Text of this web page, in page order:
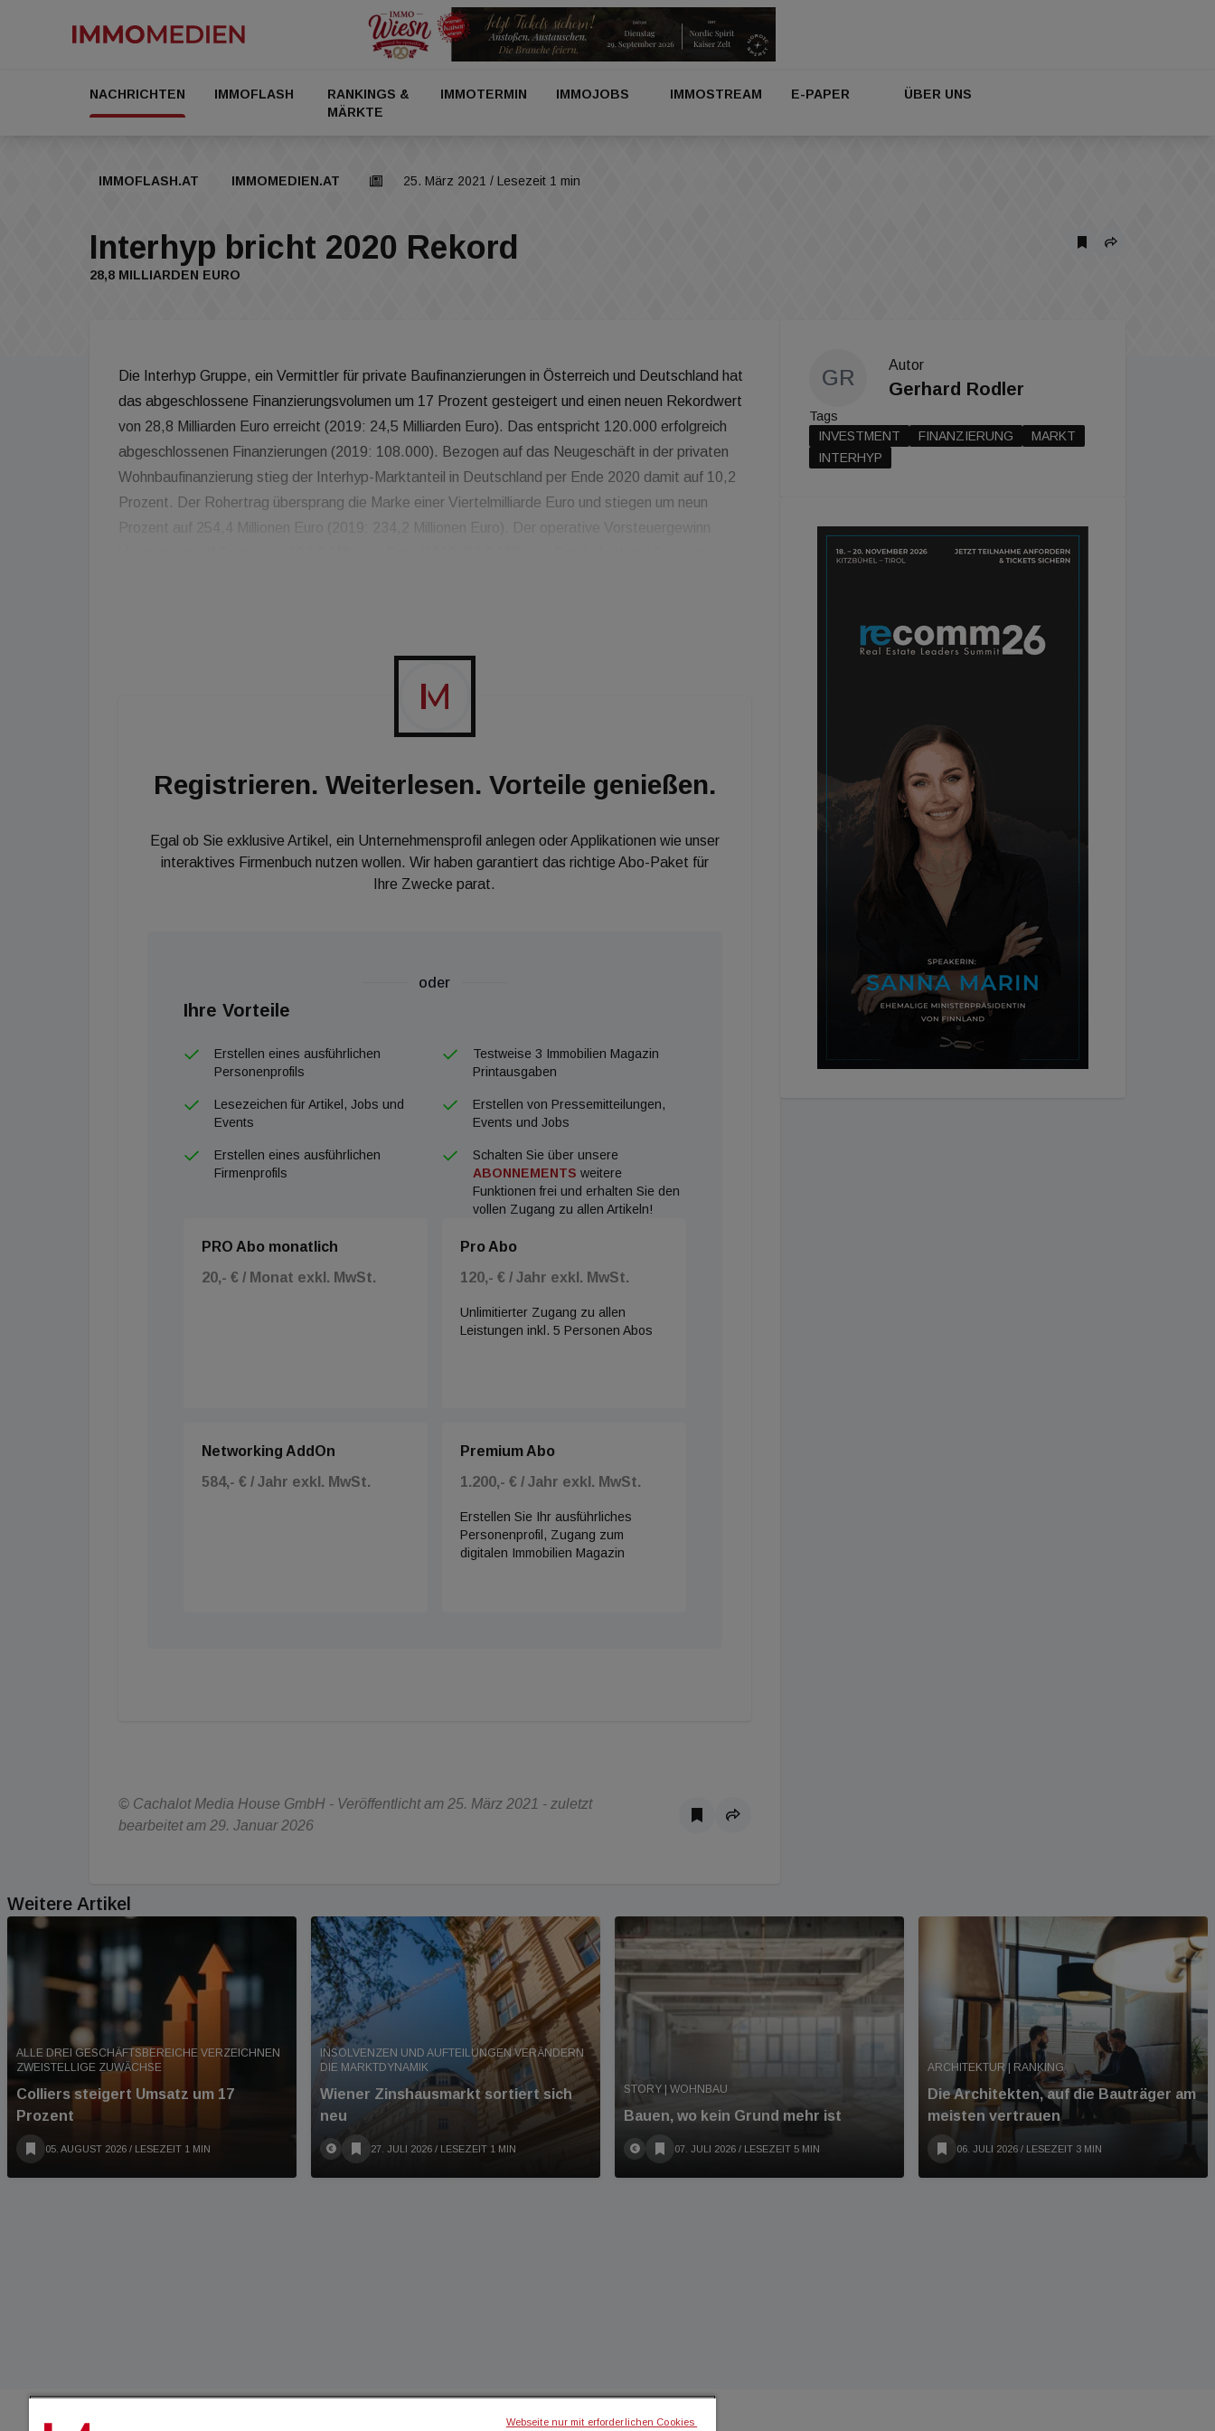
NACHRICHTEN IMMOFLASH
RANKINGS &
MÄRKTE
IMMOTERMIN IMMOJOBS IMMOSTREAM E-PAPER ÜBER UNS
IMMOFLASH.AT IMMOMEDIEN.AT 25. März 2021 / Lesezeit 1 min
Interhyp bricht 2020 Rekord
28,8 MILLIARDEN EURO
Die Interhyp Gruppe, ein Vermittler für private Baufinanzierungen in Österreich und Deutschland hat
das abgeschlossene Finanzierungsvolumen um 17 Prozent gesteigert und einen neuen Rekordwert
von 28,8 Milliarden Euro erreicht (2019: 24,5 Milliarden Euro). Das entspricht 120.000 erfolgreich
abgeschlossenen Finanzierungen (2019: 108.000). Bezogen auf das Neugeschäft in der privaten
Wohnbaufinanzierung stieg der Interhyp-Marktanteil in Deutschland per Ende 2020 damit auf 10,2
Prozent. Der Rohertrag übersprang die Marke einer Viertelmilliarde Euro und stiegen um neun
Prozent auf 254,4 Millionen Euro (2019: 234,2 Millionen Euro). Der operative Vorsteuergewinn
Vermittler und institutionelle Partner in Deutschland richtet. "
Registrieren. Weiterlesen. Vorteile genießen.
Egal ob Sie exklusive Artikel, ein Unternehmensprofil anlegen oder Applikationen wie unser
interaktives Firmenbuch nutzen wollen. Wir haben garantiert das richtige Abo-Paket für
Ihre Zwecke parat.
oder
Ihre Vorteile
Erstellen eines ausführlichen
Personenprofils
Testweise 3 Immobilien Magazin
Printausgaben
Lesezeichen für Artikel, Jobs und
Events
Erstellen von Pressemitteilungen,
Events und Jobs
Erstellen eines ausführlichen
Firmenprofils
Schalten Sie über unsere
ABONNEMENTS weitere
Funktionen frei und erhalten Sie den
vollen Zugang zu allen Artikeln!
PRO Abo monatlich
20,- € / Monat exkl. MwSt.
Pro Abo
120,- € / Jahr exkl. MwSt.
Unlimitierter Zugang zu allen
Leistungen inkl. 5 Personen Abos
Networking AddOn
584,- € / Jahr exkl. MwSt.
Premium Abo
1.200,- € / Jahr exkl. MwSt.
Erstellen Sie Ihr ausführliches
Personenprofil, Zugang zum
digitalen Immobilien Magazin
© Cachalot Media House GmbH - Veröffentlicht am 25. März 2021 - zuletzt
bearbeitet am 29. Januar 2026
GR
Autor
Gerhard Rodler
Tags
INVESTMENT
FINANZIERUNG
MARKT
INTERHYP
Weitere Artikel
ALLE DREI GESCHÄFTSBEREICHE VERZEICHNEN
ZWEISTELLIGE ZUWÄCHSE
Colliers steigert Umsatz um 17
Prozent
05. AUGUST 2026 / LESEZEIT 1 MIN
INSOLVENZEN UND AUFTEILUNGEN VERÄNDERN
DIE MARKTDYNAMIK
Wiener Zinshausmarkt sortiert sich
neu
27. JULI 2026 / LESEZEIT 1 MIN
STORY | WOHNBAU
Bauen, wo kein Grund mehr ist
07. JULI 2026 / LESEZEIT 5 MIN
ARCHITEKTUR | RANKING
Die Architekten, auf die Bauträger am
meisten vertrauen
06. JULI 2026 / LESEZEIT 3 MIN
Webseite nur mit erforderlichen Cookies